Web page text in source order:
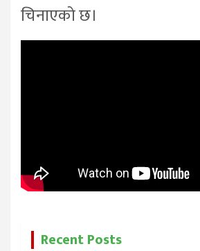
चिनाएको छ।
Recent Posts